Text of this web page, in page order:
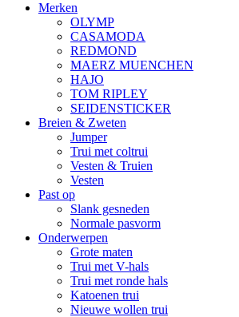
Merken
OLYMP
CASAMODA
REDMOND
MAERZ MUENCHEN
HAJO
TOM RIPLEY
SEIDENSTICKER
Breien & Zweten
Jumper
Trui met coltrui
Vesten & Truien
Vesten
Past op
Slank gesneden
Normale pasvorm
Onderwerpen
Grote maten
Trui met V-hals
Trui met ronde hals
Katoenen trui
Nieuwe wollen trui